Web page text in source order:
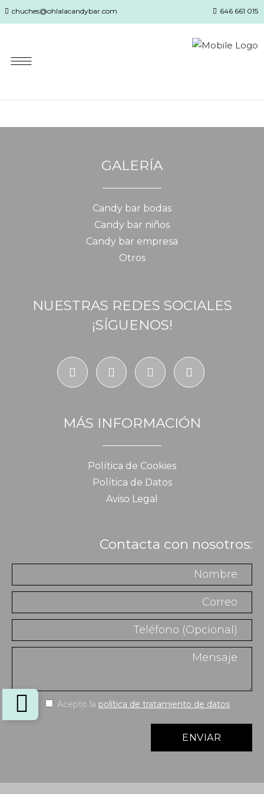
chuches@ohlalacandybar.com 646 661 015
GALERÍA
Candy bar bodas
Candy bar niños
Candy bar empresa
Otros
NUESTRAS REDES SOCIALES
¡SÍGUENOS!
MÁS INFORMACIÓN
Política de Cookies
Política de Datos
Aviso Legal
Contacta con nosotros:
Acepto la política de tratamiento de datos